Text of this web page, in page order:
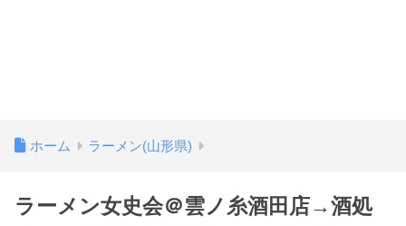
ホーム ラーメン(山形県)
ラーメン女史会＠雲ノ糸酒田店→酒処